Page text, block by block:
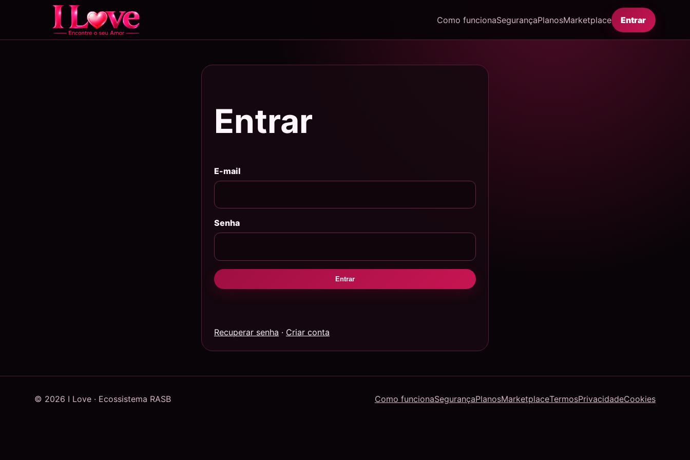
Como funcionaSegurançaPlanosMarketplace Entrar
Entrar
E-mail
Senha
Entrar
Recuperar senha · Criar conta
© 2026 I Love · Ecossistema RASB Como funcionaSegurançaPlanosMarketplaceTermosPrivacidadeCookies